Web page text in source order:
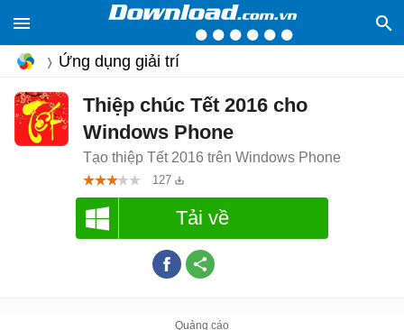
Ứng dụng giải trí
Thiệp chúc Tết 2016 cho
Windows Phone
Tạo thiệp Tết 2016 trên Windows Phone
127
Tải về